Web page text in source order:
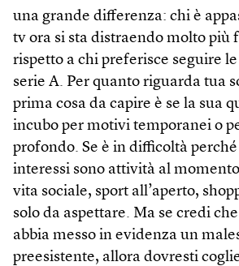
una grande differenza: chi è
tv ora si sta distraendo molto più
rispetto a chi preferisce seguire
serie A. Per quanto riguarda tua
prima cosa da capire è se la sua
incubo per motivi temporanei o
profondo. Se è in difficoltà
interessi sono attività al
vita sociale, sport all’aperto,
solo da aspettare. Ma se credi
abbia messo in evidenza un
preesistente, allora dovresti